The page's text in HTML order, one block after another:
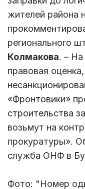
жителей района
регионального
Колмакова. –
правовая
«Фронтовики»
строительства
возьмут на
прокуратуры».
служба ОНФ в
Фото: "Номер